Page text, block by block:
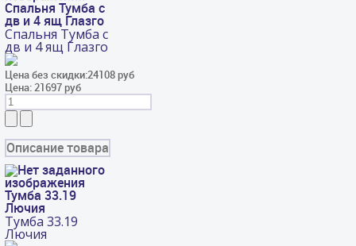
Спальня Тумба с
дв и 4 ящ Глазго
Спальня Тумба с
дв и 4 ящ Глазго
Цена без скидки:24108 руб
Цена: 21697 руб
Описание товара
Тумба 33.19
Лючия
Тумба 33.19
Лючия